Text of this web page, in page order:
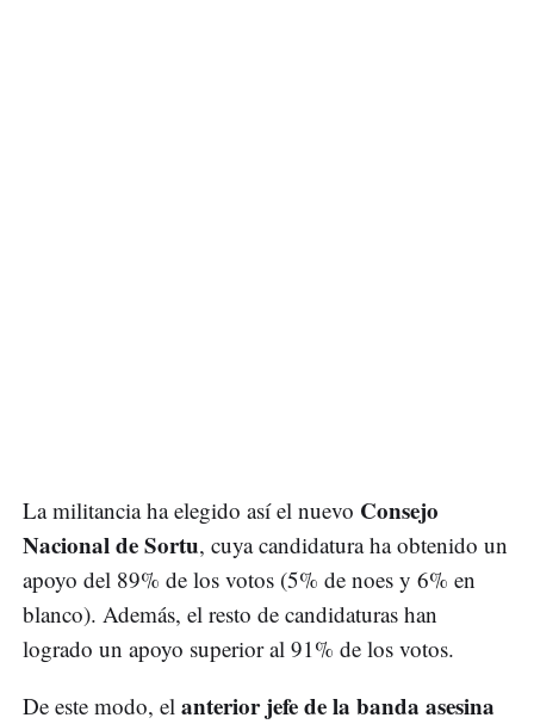
La militancia ha elegido así el nuevo Consejo
Nacional de Sortu, cuya candidatura ha obtenido un
apoyo del 89% de los votos (5% de noes y 6% en
blanco). Además, el resto de candidaturas han
logrado un apoyo superior al 91% de los votos.
De este modo, el anterior jefe de la banda asesina